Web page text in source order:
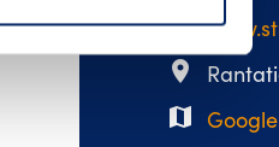
web
place
map